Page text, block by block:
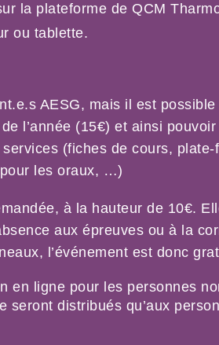
la plateforme de QCM
ou tablette.
AESG, mais il est possible
l’année (15€) et ainsi
(fiches de cours, plate-
les oraux, …)
à la hauteur de 10€.
aux épreuves ou à la
l’événement est donc
en ligne pour les personnes
seront distribués qu’aux